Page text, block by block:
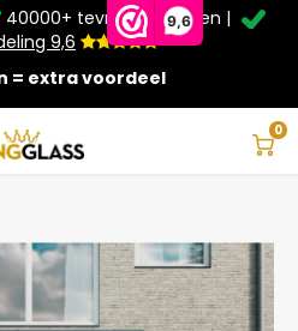
9,6
Contact
40000+ tevreden klanten |
9,6
= extra voordeel
0
kortingop schuifwanden en
extra kassa korting*
| Antraciet | 3.06 x 3.5 meter